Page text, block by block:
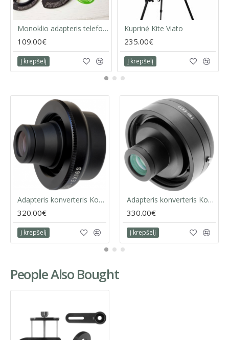
Monoklio adapteris telefonui Gadwall
109.00€
Į krepšelį
Kuprinė Kite Viato
235.00€
Į krepšelį
Adapteris konverteris Kowa 1.6x TSN 600/660/SV82
320.00€
Į krepšelį
Adapteris konverteris Kowa 1.6x TSN 770/880
330.00€
Į krepšelį
People Also Bought